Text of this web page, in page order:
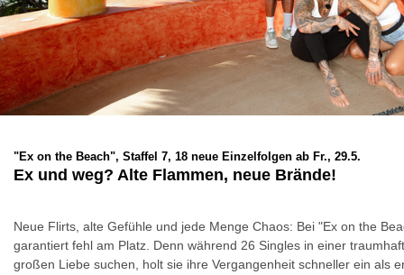
"Ex on the Beach", Staffel 7, 18 neue Einzelfolgen ab Fr., 29.5.
Ex und weg? Alte Flammen, neue Brände!
Neue Flirts, alte Gefühle und jede Menge Chaos: Bei "Ex on the
garantiert fehl am Platz. Denn während 26 Singles in einer
großen Liebe suchen, holt sie ihre Vergangenheit schneller ein als